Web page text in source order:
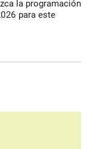
la programación
para este